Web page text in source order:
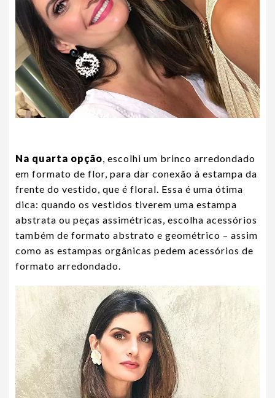
Na quarta opção , escolhi um brinco arredondado
em formato de flor, para dar conexão à estampa da
frente do vestido, que é floral. Essa é uma ótima
dica: quando os vestidos tiverem uma estampa
abstrata ou peças assimétricas, escolha acessórios
também de formato abstrato e geométrico – assim
como as estampas orgânicas pedem acessórios de
formato arredondado.